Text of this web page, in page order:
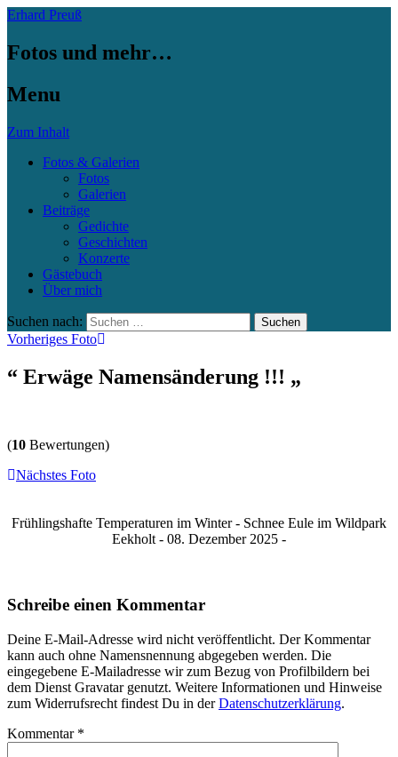
Erhard Preuß
Fotos und mehr…
Menu
Zum Inhalt
Fotos & Galerien
Fotos
Galerien
Beiträge
Gedichte
Geschichten
Konzerte
Gästebuch
Über mich
Suchen nach:
Vorheriges Foto
“ Erwäge Namensänderung !!! „
(10 Bewertungen)
Nächstes Foto
Frühlingshafte Temperaturen im Winter - Schnee Eule im Wildpark
Eekholt - 08. Dezember 2025 -
Schreibe einen Kommentar
Deine E-Mail-Adresse wird nicht veröffentlicht. Der Kommentar
kann auch ohne Namensnennung abgegeben werden. Die
eingegebene E-Mailadresse wir zum Bezug von Profilbildern bei
dem Dienst Gravatar genutzt. Weitere Informationen und Hinweise
zum Widerrufsrecht findest Du in derDatenschutzerklärung.
Kommentar *